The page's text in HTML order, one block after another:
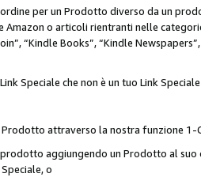
per un Prodotto diverso da un
o articoli rientranti nelle categorie
“Kindle Books”, “Kindle
Speciale che non è un tuo Link
attraverso la nostra funzione 1-
aggiungendo un Prodotto al
o